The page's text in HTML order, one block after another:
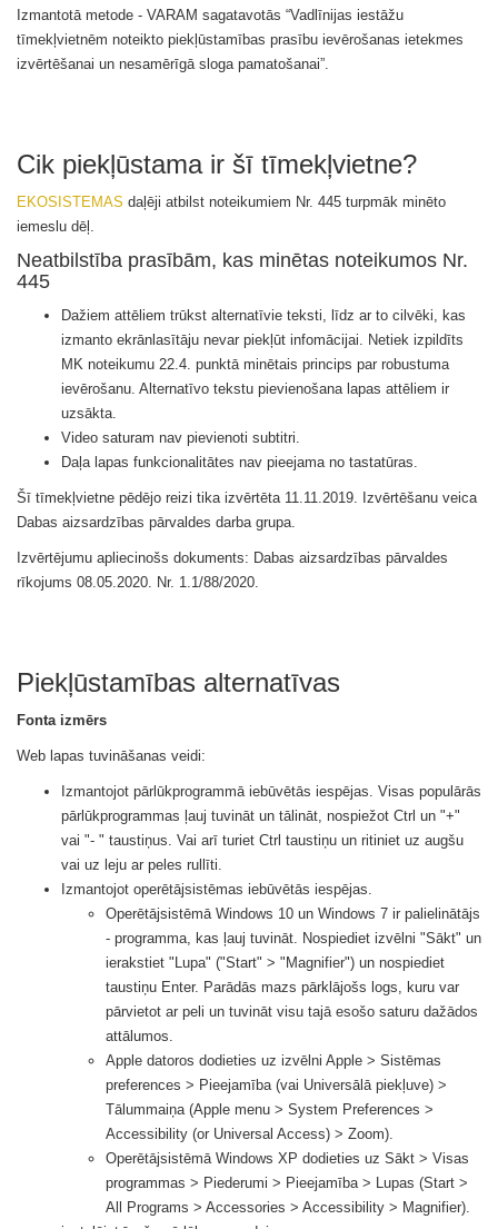
Izmantotā metode - VARAM sagatavotās “Vadlīnijas iestāžu
tīmekļvietnēm noteikto piekļūstamības prasību ievērošanas ietekmes
izvērtēšanai un nesamērīgā sloga pamatošanai”.
Cik piekļūstama ir šī tīmekļvietne?
EKOSISTEMAS daļēji atbilst noteikumiem Nr. 445 turpmāk minēto
iemeslu dēļ.
Neatbilstība prasībām, kas minētas noteikumos Nr.
445
Dažiem attēliem trūkst alternatīvie teksti, līdz ar to cilvēki, kas
izmanto ekrānlasītāju nevar piekļūt infomācijai. Netiek izpildīts
MK noteikumu 22.4. punktā minētais princips par robustuma
ievērošanu. Alternatīvo tekstu pievienošana lapas attēliem ir
uzsākta.
Video saturam nav pievienoti subtitri.
Daļa lapas funkcionalitātes nav pieejama no tastatūras.
Šī tīmekļvietne pēdējo reizi tika izvērtēta 11.11.2019. Izvērtēšanu veica
Dabas aizsardzības pārvaldes darba grupa.
Izvērtējumu apliecinošs dokuments: Dabas aizsardzības pārvaldes
rīkojums 08.05.2020. Nr. 1.1/88/2020.
Piekļūstamības alternatīvas
Fonta izmērs
Web lapas tuvināšanas veidi:
zmantojot pārlūkprogrammā iebūvētās iespējas. Visas populārās
pārlūkprogrammas ļauj tuvināt un tālināt, nospiežot Ctrl un "+"
vai "- " taustiņus. Vai arī turiet Ctrl taustiņu un ritiniet uz augšu
vai uz leju ar peles rullīti.
zmantojot operētājsistēmas iebūvētās iespējas.
Operētājsistēmā Windows 10 un Windows 7 ir palielinātājs
- programma, kas ļauj tuvināt. Nospiediet izvēlni "Sākt" un
ierakstiet "Lupa" ("Start" > "Magnifier") un nospiediet
taustiņu Enter. Parādās mazs pārklājošs logs, kuru var
pārvietot ar peli un tuvināt visu tajā esošo saturu dažādos
attālumos.
Apple datoros dodieties uz izvēlni Apple > Sistēmas
preferences > Pieejamība (vai Universālā piekļuve) >
Tālummaiņa (Apple menu > System Preferences >
Accessibility (or Universal Access) > Zoom).
Operētājsistēmā Windows XP dodieties uz Sākt > Visas
programmas > Piederumi > Pieejamība > Lupas (Start >
All Programs > Accessories > Accessibility > Magnifier).